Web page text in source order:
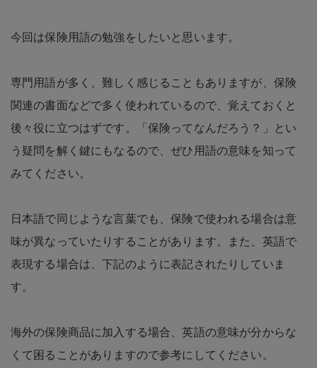
今回は保険用語の勉強をしたいと思います。
専門用語が多く、難しく感じることもありますが、保険
関連の書面などで多く使われているので、覚えておくと
後々役に立つはずです。「保険ってなんだろう？」とい
う疑問を解く鍵にもなるので、ぜひ用語の意味を知って
みてください。
日本語で同じような言葉でも、保険で使われる場合は意
味が異なっていたりすることがあります。また、英語で
表現する場合は、下記のように表記されたりしていま
す。
海外の保険商品に加入する場合、英語の意味が分からな
くて困ることがありますので参考にしてください。